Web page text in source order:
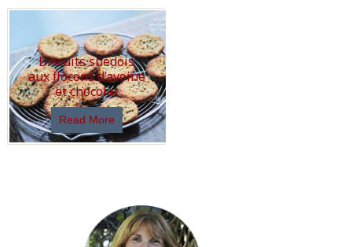
Biscuits suédois
aux flocons d’avoine
et chocolat
Read More